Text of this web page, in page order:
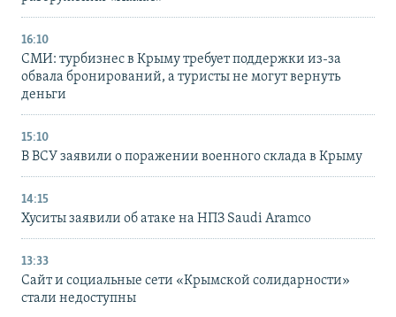
16:10
СМИ: турбизнес в Крыму требует поддержки из-за
обвала бронирований, а туристы не могут вернуть
деньги
15:10
В ВСУ заявили о поражении военного склада в Крыму
14:15
Хуситы заявили об атаке на НПЗ Saudi Aramco
13:33
Сайт и социальные сети «Крымской солидарности»
стали недоступны